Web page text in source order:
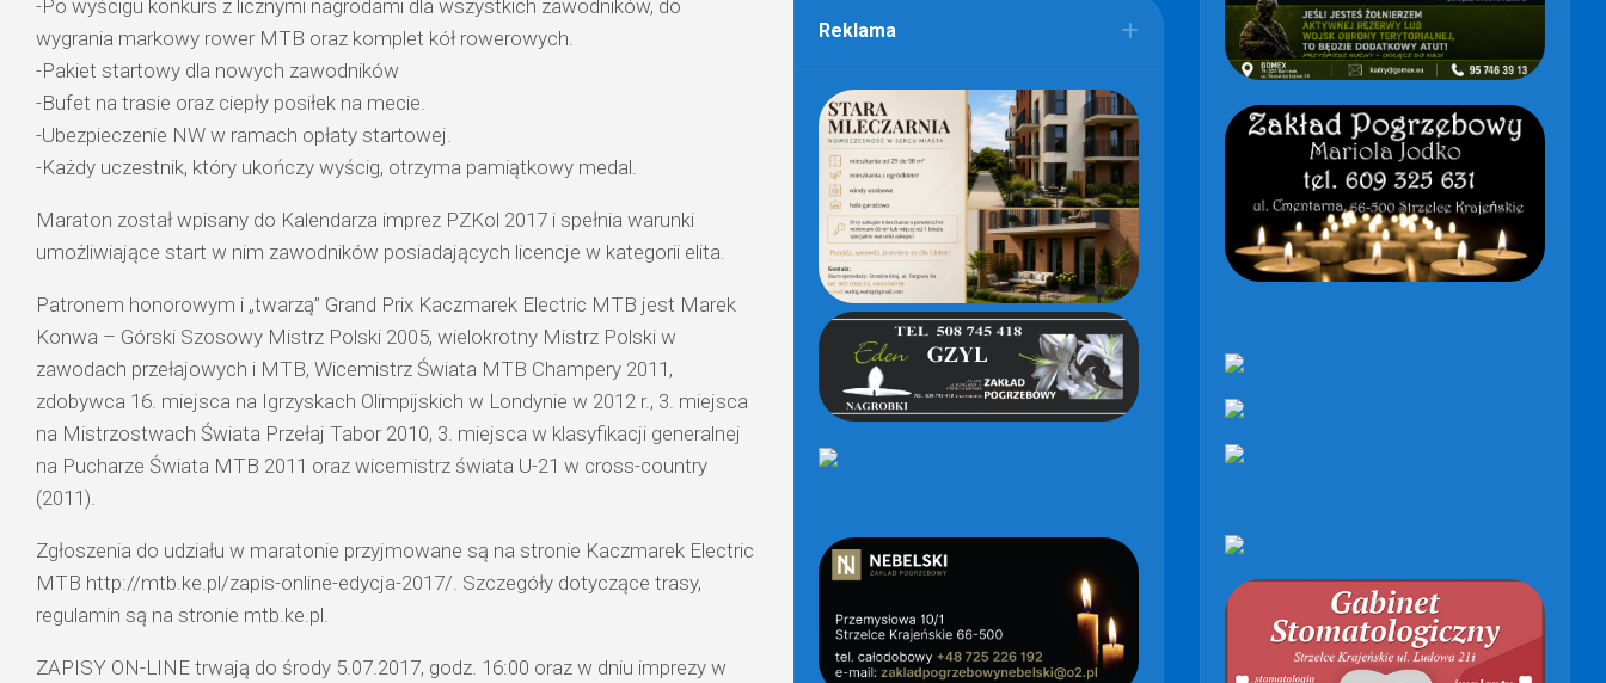
-Po wyścigu konkurs z licznymi nagrodami dla wszystkich zawodników, do
wygrania markowy rower MTB oraz komplet kół rowerowych.
-Pakiet startowy dla nowych zawodników
-Bufet na trasie oraz ciepły posiłek na mecie.
-Ubezpieczenie NW w ramach opłaty startowej.
-Każdy uczestnik, który ukończy wyścig, otrzyma pamiątkowy medal.
Maraton został wpisany do Kalendarza imprez PZKol 2017 i spełnia warunki
umożliwiające start w nim zawodników posiadających licencje w kategorii elita.
Patronem honorowym i „twarzą” Grand Prix Kaczmarek Electric MTB jest Marek
Konwa – Górski Szosowy Mistrz Polski 2005, wielokrotny Mistrz Polski w
zawodach przełajowych i MTB, Wicemistrz Świata MTB Champery 2011,
zdobywca 16. miejsca na Igrzyskach Olimpijskich w Londynie w 2012 r., 3. miejsca
na Mistrzostwach Świata Przełaj Tabor 2010, 3. miejsca w klasyfikacji generalnej
na Pucharze Świata MTB 2011 oraz wicemistrz świata U-21 w cross-country
(2011).
Zgłoszenia do udziału w maratonie przyjmowane są na stronie Kaczmarek Electric
MTB http://mtb.ke.pl/zapis-online-edycja-2017/. Szczegóły dotyczące trasy,
regulamin są na stronie mtb.ke.pl.
ZAPISY ON-LINE trwają do środy 5.07.2017, godz. 16:00 oraz w dniu imprezy w
Reklama